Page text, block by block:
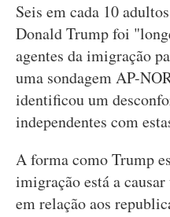
Seis em cada 10
Donald Trump foi
agentes da imigração
uma sondagem AP-
identificou um
independentes com
A forma como Trump
imigração está a
em relação aos